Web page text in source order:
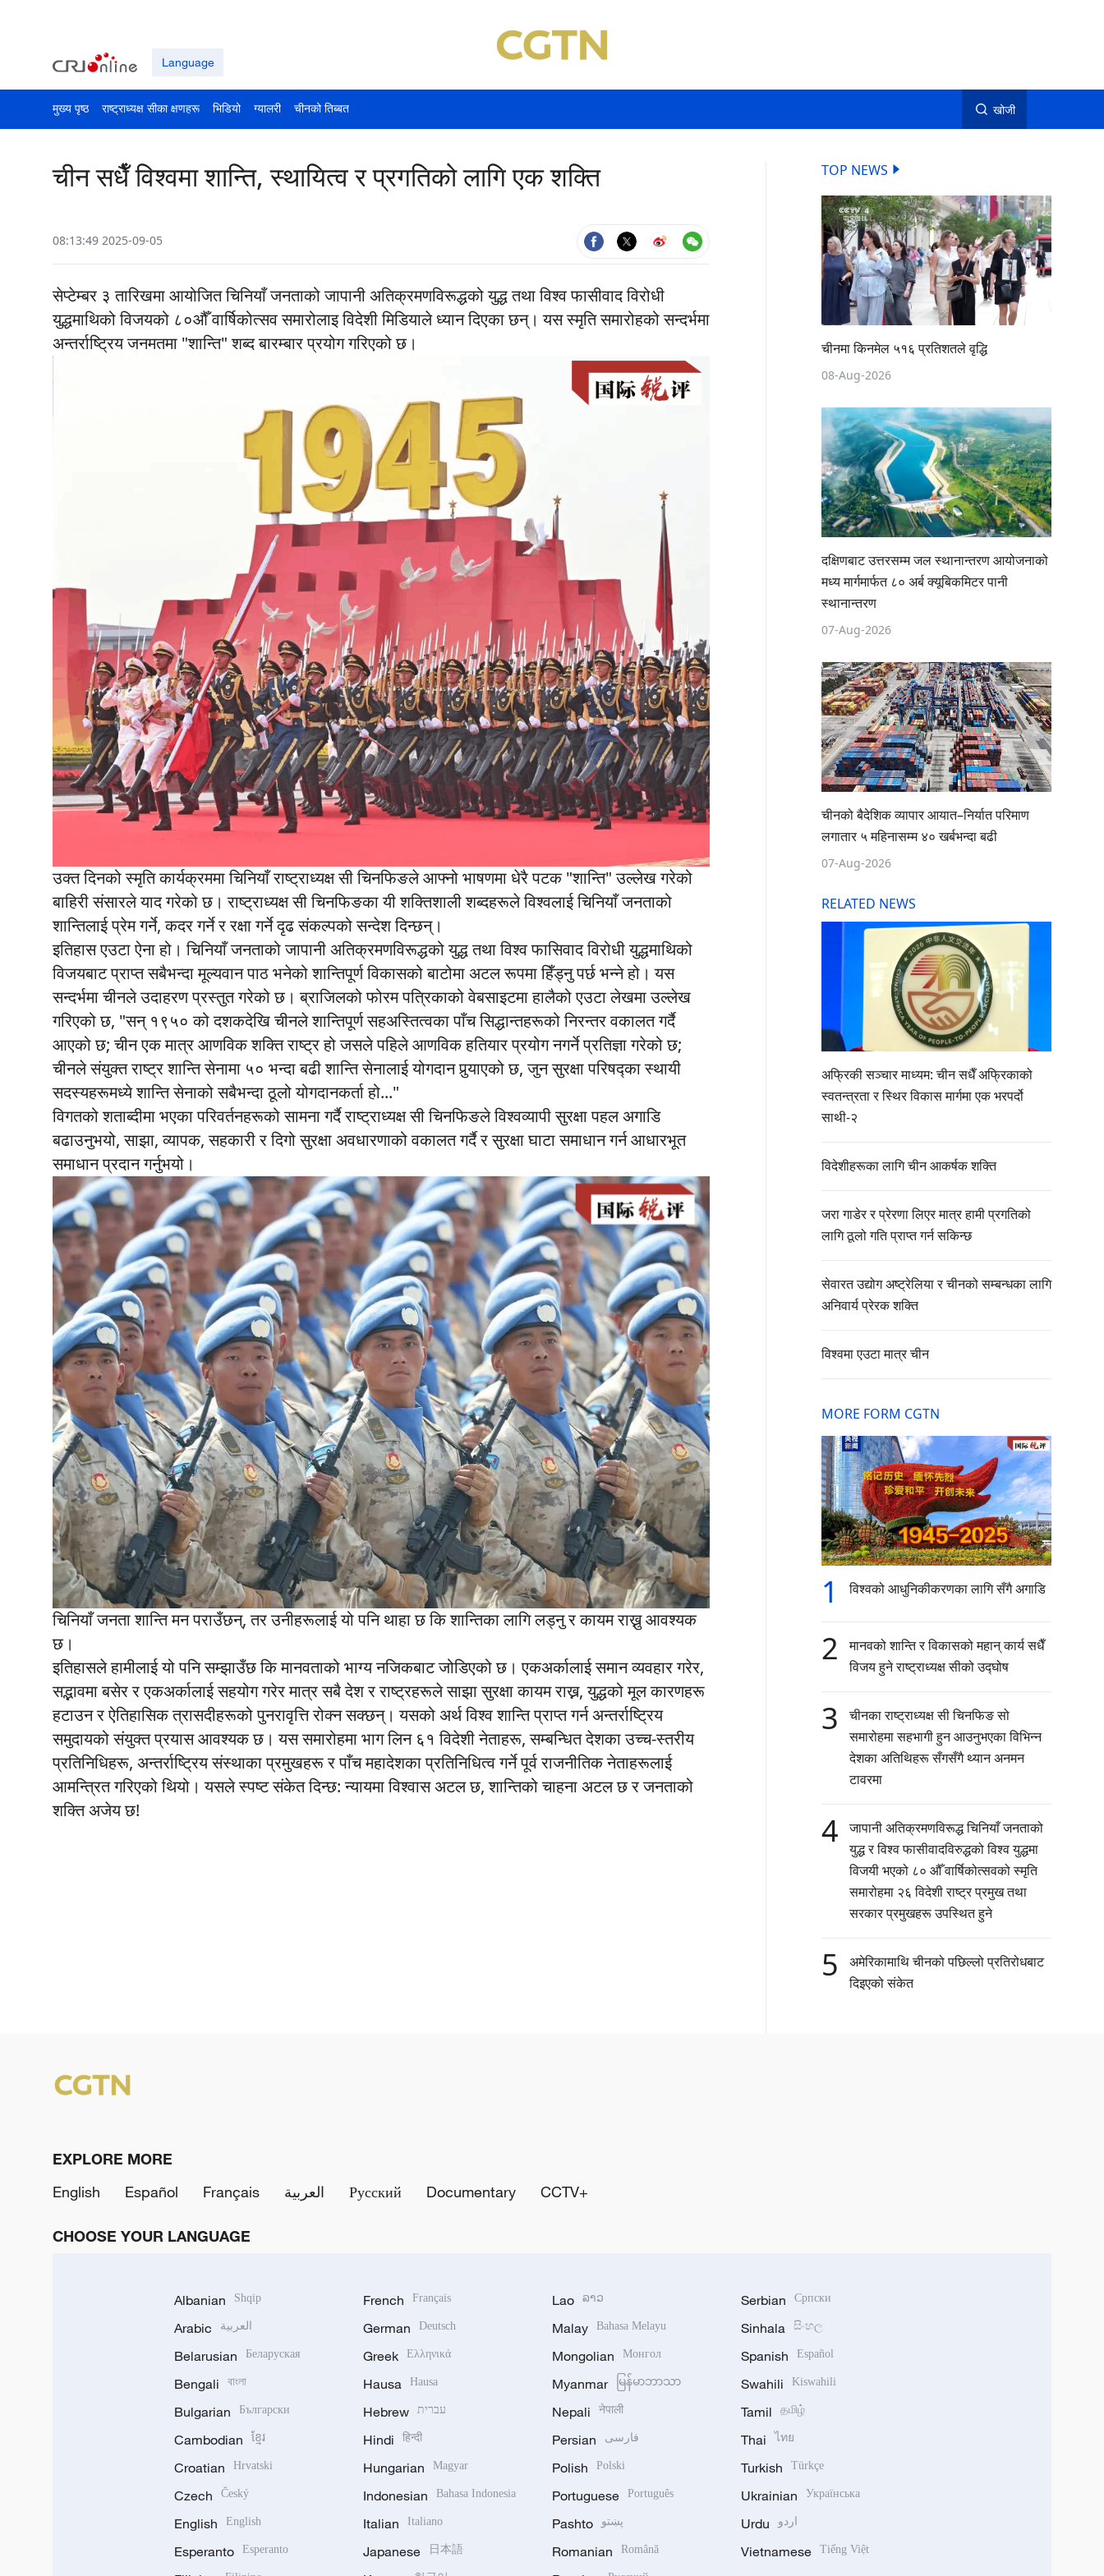
Language
मुख्य पृष्ठ राष्ट्राध्यक्ष सीका क्षणहरू भिडियो ग्यालरी चीनको तिब्बत खोजी
चीन सधैँ विश्वमा शान्ति, स्थायित्व र प्रगतिको लागि एक शक्ति
08:13:49 2025-09-05
सेप्टेम्बर ३ तारिखमा आयोजित चिनियाँ जनताको जापानी अतिक्रमणविरूद्धको युद्ध तथा विश्व फासीवाद विरोधी
युद्धमाथिको विजयको ८०औँ वार्षिकोत्सव समारोलाइविदेशी मिडियाले ध्यान दिएका छन्। यस स्मृति समारोहको सन्दर्भमा
अन्तर्राष्ट्रिय जनमतमा "शान्ति" शब्द बारम्बार प्रयोग गरिएको छ।
उक्त दिनको स्मृति कार्यक्रममा चिनियाँ राष्ट्राध्यक्ष सी चिनफिङले आफ्नो भाषणमा धेरै पटक "शान्ति" उल्लेख गरेको
बाहिरी संसारले याद गरेको छ। राष्ट्राध्यक्ष सी चिनफिङका यी शक्तिशाली शब्दहरूले विश्वलाई चिनियाँ जनताको
शान्तिलाई प्रेम गर्ने, कदर गर्ने र रक्षा गर्ने दृढ संकल्पको सन्देश दिन्छन्।
इतिहास एउटा ऐना हो। चिनियाँ जनताको जापानी अतिक्रमणविरूद्धको युद्ध तथा विश्व फासिवाद विरोधी युद्धमाथिको
विजयबाट प्राप्त सबैभन्दा मूल्यवान पाठ भनेको शान्तिपूर्ण विकासको बाटोमा अटल रूपमा हिँड्नु पर्छ भन्ने हो। यस
सन्दर्भमा चीनले उदाहरण प्रस्तुत गरेको छ। ब्राजिलको फोरम पत्रिकाको वेबसाइटमा हालैको एउटा लेखमा उल्लेख
गरिएको छ, "सन् १९५० को दशकदेखि चीनले शान्तिपूर्ण सहअस्तित्वका पाँच सिद्धान्तहरूको निरन्तर वकालत गर्दै
आएको छ; चीन एक मात्र आणविक शक्ति राष्ट्र हो जसले पहिले आणविक हतियार प्रयोग नगर्ने प्रतिज्ञा गरेको छ;
चीनले संयुक्त राष्ट्र शान्ति सेनामा ५० भन्दा बढी शान्ति सेनालाई योगदान पुर्‍याएको छ, जुन सुरक्षा परिषद्का स्थायी
सदस्यहरूमध्ये शान्ति सेनाको सबैभन्दा ठूलो योगदानकर्ता हो..."
विगतको शताब्दीमा भएका परिवर्तनहरूको सामना गर्दै राष्ट्राध्यक्ष सी चिनफिङले विश्वव्यापी सुरक्षा पहल अगाडि
बढाउनुभयो, साझा, व्यापक, सहकारी र दिगो सुरक्षा अवधारणाको वकालत गर्दै र सुरक्षा घाटा समाधान गर्न आधारभूत
समाधान प्रदान गर्नुभयो।
चिनियाँ जनता शान्ति मन पराउँछन्, तर उनीहरूलाई यो पनि थाहा छ कि शान्तिका लागि लड्नु र कायम राख्नु आवश्यक
छ।
इतिहासले हामीलाई यो पनि सम्झाउँछ कि मानवताको भाग्य नजिकबाट जोडिएको छ। एकअर्कालाई समान व्यवहार गरेर,
सद्भावमा बसेर र एकअर्कालाई सहयोग गरेर मात्र सबै देश र राष्ट्रहरूले साझा सुरक्षा कायम राख्न, युद्धको मूल कारणहरू
हटाउन र ऐतिहासिक त्रासदीहरूको पुनरावृत्ति रोक्न सक्छन्। यसको अर्थ विश्व शान्ति प्राप्त गर्न अन्तर्राष्ट्रिय
समुदायको संयुक्त प्रयास आवश्यक छ। यस समारोहमा भाग लिन ६१ विदेशी नेताहरू, सम्बन्धित देशका उच्च-स्तरीय
प्रतिनिधिहरू, अन्तर्राष्ट्रिय संस्थाका प्रमुखहरू र पाँच महादेशका प्रतिनिधित्व गर्ने पूर्व राजनीतिक नेताहरूलाई
आमन्त्रित गरिएको थियो। यसले स्पष्ट संकेत दिन्छ: न्यायमा विश्वास अटल छ, शान्तिको चाहना अटल छ र जनताको
शक्ति अजेय छ!
TOP NEWS
चीनमा किनमेल ५१६ प्रतिशतले वृद्धि
08-Aug-2026
दक्षिणबाट उत्तरसम्म जल स्थानान्तरण आयोजनाको
मध्य मार्गमार्फत ८० अर्ब क्यूबिकमिटर पानी
स्थानान्तरण
07-Aug-2026
चीनको बैदेशिक व्यापार आयात–निर्यात परिमाण
लगातार ५ महिनासम्म ४० खर्बभन्दा बढी
07-Aug-2026
RELATED NEWS
अफ्रिकी सञ्चार माध्यम: चीन सधैँ अफ्रिकाको
स्वतन्त्रता र स्थिर विकास मार्गमा एक भरपर्दो
साथी-२
विदेशीहरूका लागि चीन आकर्षक शक्ति
जरा गाडेर र प्रेरणा लिएर मात्र हामी प्रगतिको
लागि ठूलो गति प्राप्त गर्न सकिन्छ
सेवारत उद्योग अष्ट्रेलिया र चीनको सम्बन्धका लागि
अनिवार्य प्रेरक शक्ति
विश्वमा एउटा मात्र चीन
MORE FORM CGTN
1 विश्वको आधुनिकीकरणका लागि सँगै अगाडि
2
मानवको शान्ति र विकासको महान् कार्य सधैँ
विजय हुने राष्ट्राध्यक्ष सीको उद्घोष
3
चीनका राष्ट्राध्यक्ष सी चिनफिङ सो
समारोहमा सहभागी हुन आउनुभएका विभिन्न
देशका अतिथिहरू सँगसँगै थ्यान अनमन
टावरमा
4
जापानी अतिक्रमणविरूद्ध चिनियाँ जनताको
युद्ध र विश्व फासीवादविरुद्धको विश्व युद्धमा
विजयी भएको ८० औँ वार्षिकोत्सवको स्मृति
समारोहमा २६ विदेशी राष्ट्र प्रमुख तथा
सरकार प्रमुखहरू उपस्थित हुने
5
अमेरिकामाथि चीनको पछिल्लो प्रतिरोधबाट
दिइएको संकेत
EXPLORE MORE
English
Español Français العربية Русский Documentary CCTV+
CHOOSE YOUR LANGUAGE
Albanian Shqip
Arabic العربية
Belarusian Беларуская
Bengali বাংলা
Bulgarian Български
Cambodian ខ្មែរ
Croatian Hrvatski
Czech Český
English English
Esperanto Esperanto
French Français
German Deutsch
Greek Ελληνικά
Hausa Hausa
Hebrew עברית
Hindi हिन्दी
Hungarian Magyar
Indonesian Bahasa Indonesia
Italian Italiano
Japanese 日本語
Lao ລາວ
Malay Bahasa Melayu
Mongolian Монгол
Myanmar မြန်မာဘာသာ
Nepali नेपाली
Persian فارسی
Polish Polski
Portuguese Português
Pashto پښتو
Romanian Română
Serbian Српски
Sinhala සිංහල
Spanish Español
Swahili Kiswahili
Tamil தமிழ்
Thai ไทย
Turkish Türkçe
Ukrainian Українська
Urdu اردو
Vietnamese Tiếng Việt